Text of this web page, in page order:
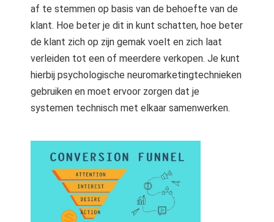
af te stemmen op basis van de behoefte van de
klant. Hoe beter je dit in kunt schatten, hoe beter
de klant zich op zijn gemak voelt en zich laat
verleiden tot een of meerdere verkopen. Je kunt
hierbij psychologische neuromarketingtechnieken
gebruiken en moet ervoor zorgen dat je
systemen technisch met elkaar samenwerken.